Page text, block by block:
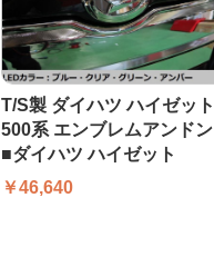
T/S製 ダイハツ ハイゼット
500系 エンブレムアンドン
■ダイハツ ハイゼット
￥46,640